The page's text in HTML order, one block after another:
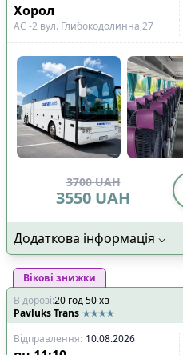
Хорол
АС -2 вул. Глибокодолинна,27
3700 UAH
3550 UAH
Додаткова інформація
Вікові знижки
В дорозі:20 год50хв
Pavluks Trans
Відправлення: 10.08.2026